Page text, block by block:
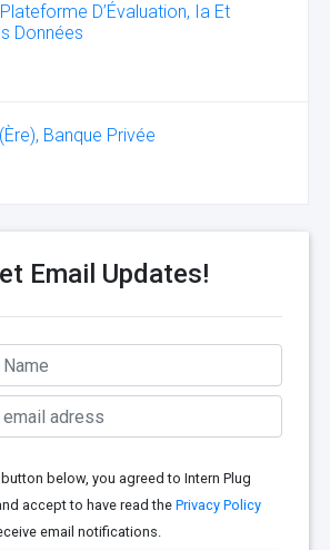
D’Évaluation, Ia Et
Données
Banque Privée
Email Updates!
below, you agreed to Intern Plug
accept to have read the Privacy Policy
email notifications.